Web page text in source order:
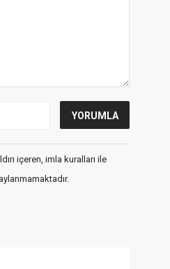
içeren, imla kuralları ile